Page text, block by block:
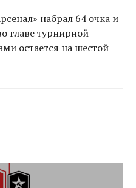
набрал 64 очка и
главе турнирной
остается на шестой